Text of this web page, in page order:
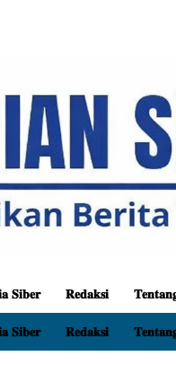
𝐒𝐢𝐛𝐞𝐫 𝐑𝐞𝐝𝐚𝐤𝐬𝐢
𝐒𝐢𝐛𝐞𝐫 𝐑𝐞𝐝𝐚𝐤𝐬𝐢